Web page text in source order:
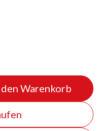
den Warenkorb